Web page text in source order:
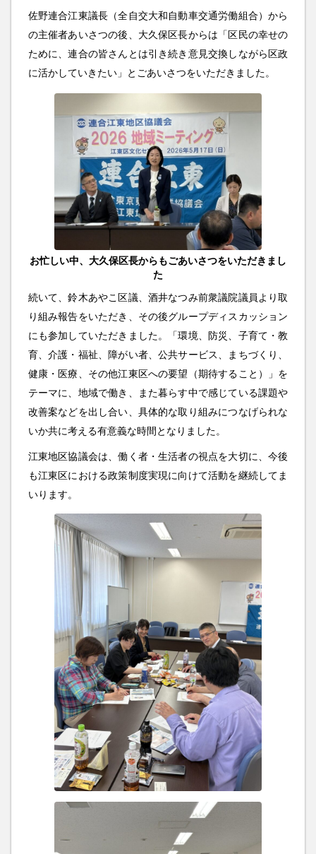
佐野連合江東議長（全自交大和自動車交通労働組合）から
の主催者あいさつの後、大久保区長からは「区民の幸せの
ために、連合の皆さんとは引き続き意見交換しながら区政
に活かしていきたい」とごあいさつをいただきました。
お忙しい中、大久保区長からもごあいさつをいただきまし
た
続いて、鈴木あやこ区議、酒井なつみ前衆議院議員より取
り組み報告をいただき、その後グループディスカッション
にも参加していただきました。「環境、防災、子育て・教
育、介護・福祉、障がい者、公共サービス、まちづくり、
健康・医療、その他江東区への要望（期待すること）」を
テーマに、地域で働き、また暮らす中で感じている課題や
改善案などを出し合い、具体的な取り組みにつなげられな
いか共に考える有意義な時間となりました。
江東地区協議会は、働く者・生活者の視点を大切に、今後
も江東区における政策制度実現に向けて活動を継続してま
いります。